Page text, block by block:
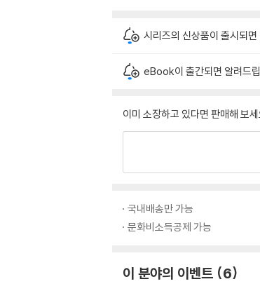
시리즈의 신상품이 출시되면
eBook이 출간되면 알려드
이미 소장하고 있다면 판매해 보세
국내배송만 가능
문화비소득공제 가능
이 분야의 이벤트 6